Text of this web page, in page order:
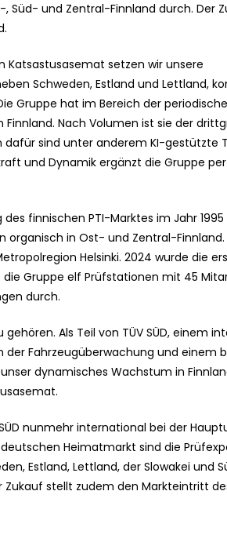
und Zentral-Finnland durch. Der
Katsastusasemat setzen wir unsere
Schweden, Estland und Lettland,
Gruppe hat im Bereich der
Nach Volumen ist sie der
sind unter anderem KI-gestützte
und Dynamik ergänzt die Gruppe
finnischen PTI-Marktes im Jahr
organisch in Ost- und Zentral-
Helsinki. 2024 wurde die
Gruppe elf Prüfstationen mit 45
durch.
Als Teil von TÜV SÜD, einem
Fahrzeugüberwachung und einem
dynamisches Wachstum in
nunmehr international bei der
Heimatmarkt sind die
Estland, Lettland, der Slowakei und
stellt zudem den Markteintritt